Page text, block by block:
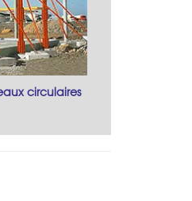
circulaires